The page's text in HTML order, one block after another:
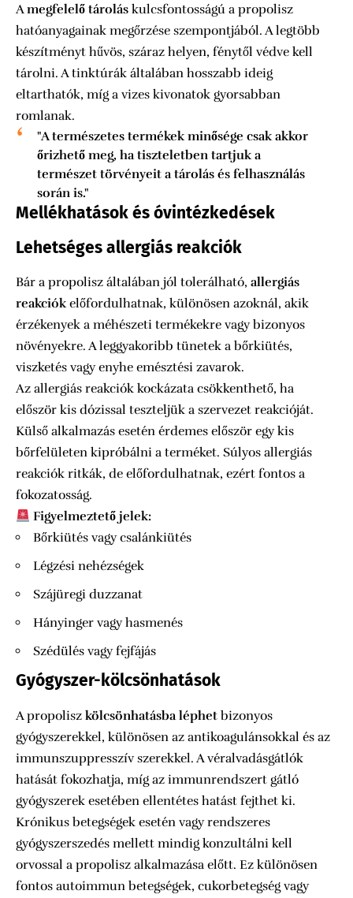
Amegfelelő tárolás kulcsfontosságú a propolisz
hatóanyagainak megőrzése szempontjából. A legtöbb
készítményt hűvös, száraz helyen, fénytől védve kell
tárolni. A tinktúrák általában hosszabb ideig
eltarthatók, míg a vizes kivonatok gyorsabban
romlanak.
"A természetes termékek minősége csak akkor
őrizhető meg, ha tiszteletben tartjuk a
természet törvényeit a tárolás és felhasználás
során is."
Mellékhatások és óvintézkedések
Lehetséges allergiás reakciók
Bár a propolisz általában jól tolerálható, allergiás
reakciókelőfordulhatnak, különösen azoknál, akik
érzékenyek a méhészeti termékekre vagy bizonyos
növényekre. A leggyakoribb tünetek a bőrkiütés,
viszketés vagy enyhe emésztési zavarok.
Az allergiás reakciók kockázata csökkenthető, ha
először kis dózissal teszteljük a szervezet reakcióját.
Külső alkalmazás esetén érdemes először egy kis
bőrfelületen kipróbálni a terméket. Súlyos allergiás
reakciók ritkák, de előfordulhatnak, ezért fontos a
fokozatosság.
Figyelmeztető jelek:
Bőrkiütés vagy csalánkiütés
Légzési nehézségek
Szájüregi duzzanat
Hányinger vagy hasmenés
Szédülés vagy fejfájás
Gyógyszer-kölcsönhatások
A propolisz kölcsönhatásba léphet bizonyos
gyógyszerekkel, különösen az antikoagulánsokkal és az
immunszuppresszív szerekkel. A véralvadásgátlók
hatását fokozhatja, míg az immunrendszert gátló
gyógyszerek esetében ellentétes hatást fejthet ki.
Krónikus betegségek esetén vagy rendszeres
gyógyszerszedés mellett mindig konzultálni kell
orvossal a propolisz alkalmazása előtt. Ez különösen
fontos autoimmun betegségek, cukorbetegség vagy